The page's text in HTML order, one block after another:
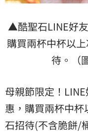
▲酷聖石LINE好
購買兩杯中杯以
待。（
母親節限定！
惠，購買兩杯中
石招待(不含脆餅/